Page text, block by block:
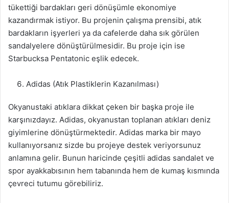
tükettiği bardakları geri dönüşümle ekonomiye
kazandırmak istiyor. Bu projenin çalışma prensibi, atık
bardakların işyerleri ya da cafelerde daha sık görülen
sandalyelere dönüştürülmesidir. Bu proje için ise
Starbucksa Pentatonic eşlik edecek.
Adidas (Atık Plastiklerin Kazanılması)
Okyanustaki atıklara dikkat çeken bir başka proje ile
karşınızdayız. Adidas, okyanustan toplanan atıkları deniz
giyimlerine dönüştürmektedir. Adidas marka bir mayo
kullanıyorsanız sizde bu projeye destek veriyorsunuz
anlamına gelir. Bunun haricinde çeşitli adidas sandalet ve
spor ayakkabısının hem tabanında hem de kumaş kısmında
çevreci tutumu görebiliriz.